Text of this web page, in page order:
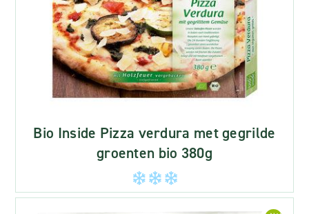
Bio Inside Pizza verdura met gegrilde
groenten bio 380g